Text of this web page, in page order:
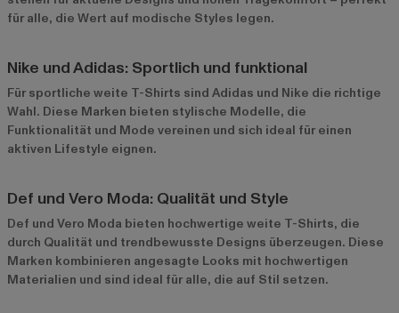
für alle, die Wert auf modische Styles legen.
Nike und Adidas: Sportlich und funktional
Für sportliche weite T-Shirts sind Adidas und Nike die richtige
Wahl. Diese Marken bieten stylische Modelle, die
Funktionalität und Mode vereinen und sich ideal für einen
aktiven Lifestyle eignen.
Def und Vero Moda: Qualität und Style
Def und Vero Moda bieten hochwertige weite T-Shirts, die
durch Qualität und trendbewusste Designs überzeugen. Diese
Marken kombinieren angesagte Looks mit hochwertigen
Materialien und sind ideal für alle, die auf Stil setzen.